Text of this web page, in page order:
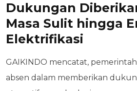
Dukungan
Masa Sulit hingga
Elektrifikasi
GAIKINDO mencatat,
absen dalam memberikan